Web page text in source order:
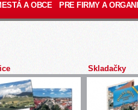
A OBCE PRE FIRMY A
Skladačky